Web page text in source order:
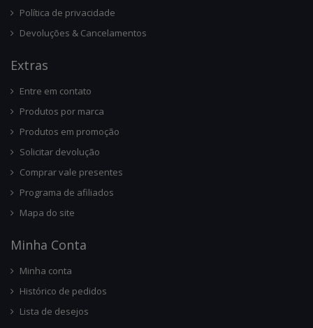
Política de privacidade
Devoluções & Cancelamentos
ExtRas
Entre em contato
Produtos por marca
Produtos em promoção
Solicitar devolução
Comprar vale presentes
Programa de afiliados
Mapa do site
Minha Conta
Minha conta
Histórico de pedidos
Lista de desejos